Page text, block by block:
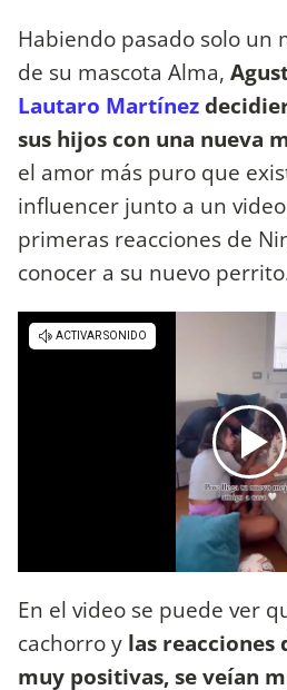
Habiendo pasado solo un
de su mascota Alma,
Lautaro Martínez
sus hijos con una nueva
el amor más puro que
influencer junto a un
primeras reacciones de
conocer a su nuevo
En el video se puede ver
cachorro y las reacciones
muy positivas, se veían